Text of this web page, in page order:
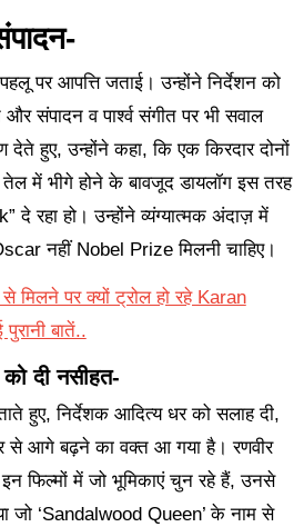
पर आपत्ति जताई। उन्होंने निर्देशन को
संपादन व पार्श्व संगीत पर भी सवाल
हुए, उन्होंने कहा, कि एक किरदार दोनों
में भीगे होने के बावजूद डायलॉग इस तरह
दे रहा हो। उन्होंने व्यंग्यात्मक अंदाज़ में
नहीं Nobel Prize मिलनी चाहिए।
मिलने पर क्यों ट्रोल हो रहे Karan
बातें..
दी नसीहत-
हुए, निर्देशक आदित्य धर को सलाह दी,
से आगे बढ़ने का वक्त आ गया है। रणवीर
इन फिल्मों में जो भूमिकाएं चुन रहे हैं, उनसे
जो ‘Sandalwood Queen’ के नाम से